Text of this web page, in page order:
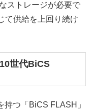
ストレージが必要で
て供給を上回り続け
世代BiCS
つ「BiCS FLASH」